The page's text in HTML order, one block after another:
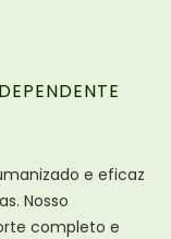
e eficaz
Nosso
completo e